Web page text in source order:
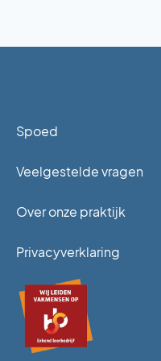
Spoed
Veelgestelde vragen
Over onze praktijk
Privacyverklaring